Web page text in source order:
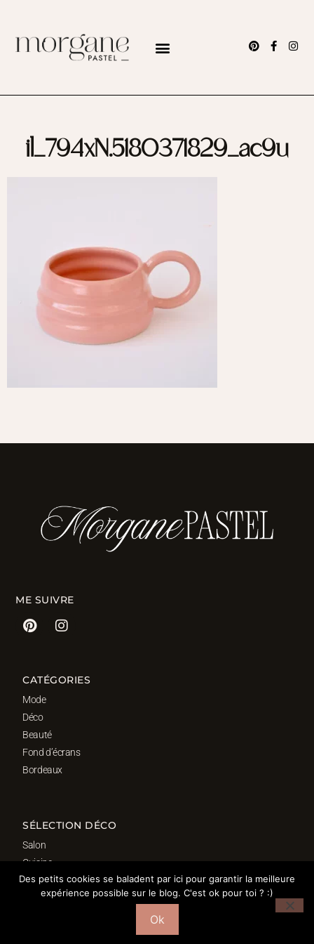
il_794xN.5180371829_ac9u
ME SUIVRE
CATÉGORIES
Mode
Déco
Beauté
Fond d’écrans
Bordeaux
SÉLECTION DÉCO
Salon
Cuisine
Salle de bain
Chambre
Des petits cookies se baladent par ici pour garantir la meilleure
expérience possible sur le blog. C'est ok pour toi ? :)
Ok